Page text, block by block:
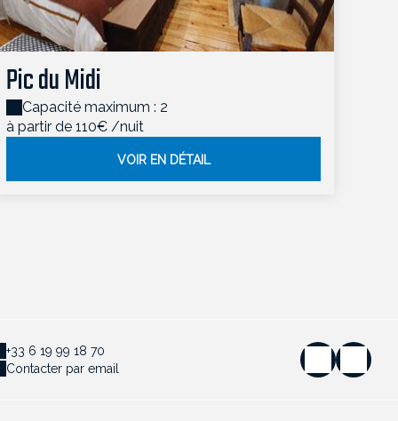
Pic du Midi
Capacité maximum : 2
à partir de 110€ /nuit
VOIR EN DÉTAIL
+33 6 19 99 18 70
Contacter par email